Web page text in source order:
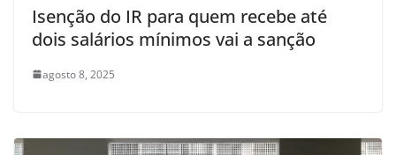
Isenção do IR para quem recebe até
dois salários mínimos vai a sanção
agosto 8, 2025